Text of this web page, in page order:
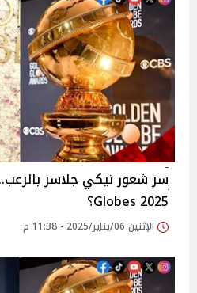
Globes 2025؟
الإثنين 06/يناير/2025 - 11:38 م